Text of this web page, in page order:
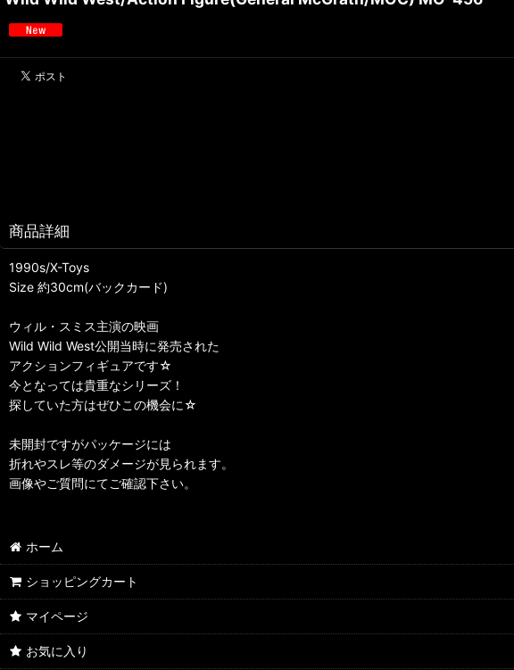
商品詳細
1990s/X-Toys
Size 約30cm(バックカード)
ウィル・スミス主演の映画
Wild Wild West公開当時に発売された
アクションフィギュアです☆
今となっては貴重なシリーズ！
探していた方はぜひこの機会に☆
未開封ですがパッケージには
折れやスレ等のダメージが見られます。
画像やご質問にてご確認下さい。
ホーム
ショッピングカート
マイページ
お気に入り